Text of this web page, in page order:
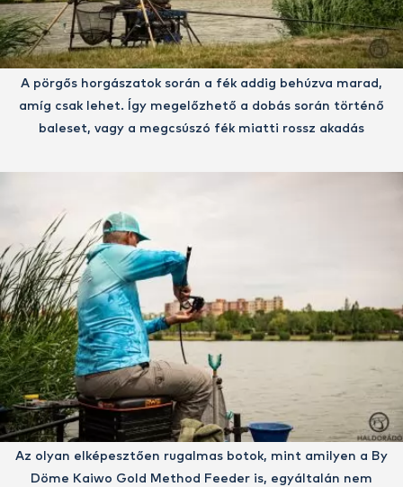
A pörgős horgászatok során a fék addig behúzva marad,
amíg csak lehet. Így megelőzhető a dobás során történő
baleset, vagy a megcsúszó fék miatti rossz akadás
Az olyan elképesztően rugalmas botok, mint amilyen a By
Döme Kaiwo Gold Method Feeder is, egyáltalán nem